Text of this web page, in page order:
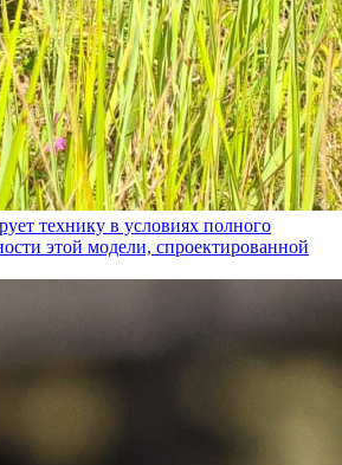
технику в условиях полного
этой модели, спроектированной